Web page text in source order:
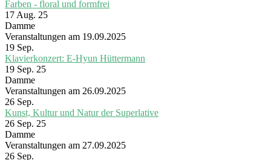
Farben - floral und formfrei
17 Aug. 25
Damme
Veranstaltungen am 19.09.2025
19 Sep.
Klavierkonzert: E-Hyun Hüttermann
19 Sep. 25
Damme
Veranstaltungen am 26.09.2025
26 Sep.
Kunst, Kultur und Natur der Superlative
26 Sep. 25
Damme
Veranstaltungen am 27.09.2025
26 Sep.